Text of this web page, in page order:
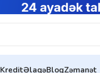
KreditƏlaqəBlogZəmanət